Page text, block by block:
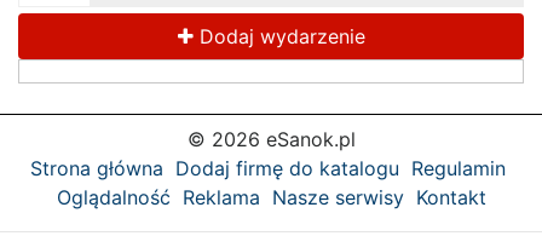
Dodaj wydarzenie
© 2026 eSanok.pl
Strona główna Dodaj firmę do katalogu Regulamin
Oglądalność Reklama Nasze serwisy Kontakt